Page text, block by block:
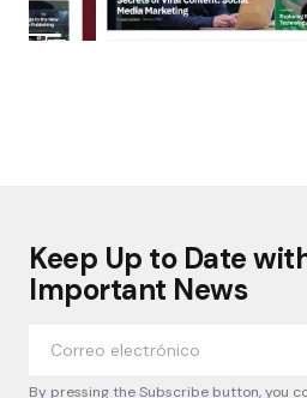
Keep Up to Date
Important News
By pressing the Subscribe button, you